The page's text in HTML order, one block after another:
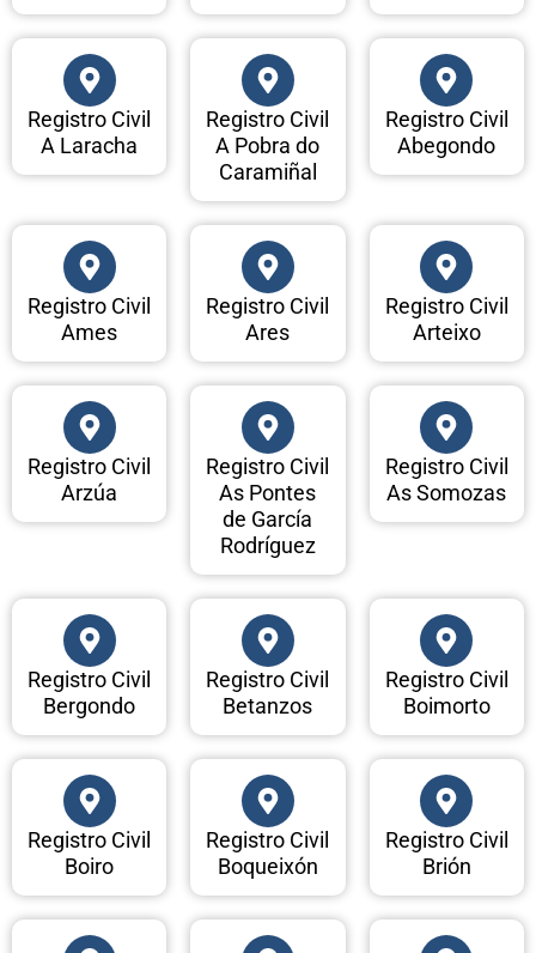
Registro Civil
A Laracha
Registro Civil
A Pobra do
Caramiñal
Registro Civil
Abegondo
Registro Civil
Ames
Registro Civil
Ares
Registro Civil
Arteixo
Registro Civil
Arzúa
Registro Civil
As Pontes
de García
Rodríguez
Registro Civil
As Somozas
Registro Civil
Bergondo
Registro Civil
Betanzos
Registro Civil
Boimorto
Registro Civil
Boiro
Registro Civil
Boqueixón
Registro Civil
Brión